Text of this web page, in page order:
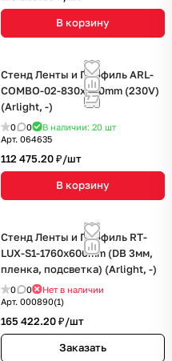
В корзину
Стенд Ленты и Профиль ARL-
COMBO-02-830х600mm (230V)
(Arlight, -)
0 0 В наличии: 20 шт
Арт. 064635
112 475.20 ₽/шт
В корзину
Стенд Ленты и Профиль RT-
LUX-S1-1760x600mm (DB 3мм,
пленка, подсветка) (Arlight, -)
0 0
Нет в наличии
Арт. 000890(1)
165 422.20 ₽/шт
Заказать